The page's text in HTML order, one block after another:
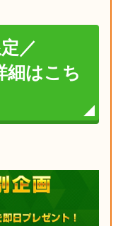
／
細はこち